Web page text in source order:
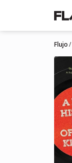
Flujo